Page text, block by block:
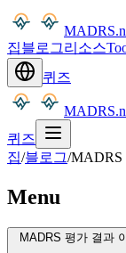
집블로그리소스
퀴즈
퀴즈
집/블로그/MADRS
Menu
MADRS 평가 결과